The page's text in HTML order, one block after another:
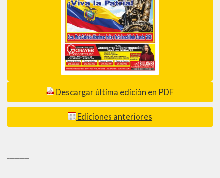
Descargar última edición en PDF
Ediciones anteriores